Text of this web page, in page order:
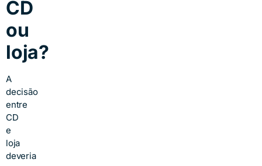
CD
ou
loja?
A
decisão
entre
CD
e
loja
deveria